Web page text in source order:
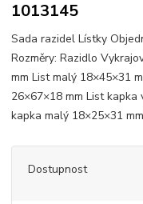
1013145
Sada razidel Lístky
Rozměry: Razidlo
mm List malý 18×45×31
26×67×18 mm List
kapka malý 18×25×31
Dostupnost